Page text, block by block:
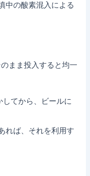
中の酸素混入による
まま投入すると均一
てから、ビールに
れば、それを利用す